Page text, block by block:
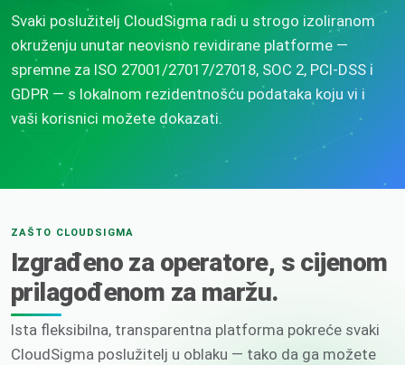
Svaki poslužitelj CloudSigma radi u strogo izoliranom
okruženju unutar neovisno revidirane platforme —
spremne za ISO 27001/27017/27018, SOC 2, PCI-DSS i
GDPR — s lokalnom rezidentnošću podataka koju vi i
vaši korisnici možete dokazati.
ZAŠTO CLOUDSIGMA
Izgrađeno za operatore, s cijenom
prilagođenom za maržu.
Ista fleksibilna, transparentna platforma pokreće svaki
CloudSigma poslužitelj u oblaku — tako da ga možete